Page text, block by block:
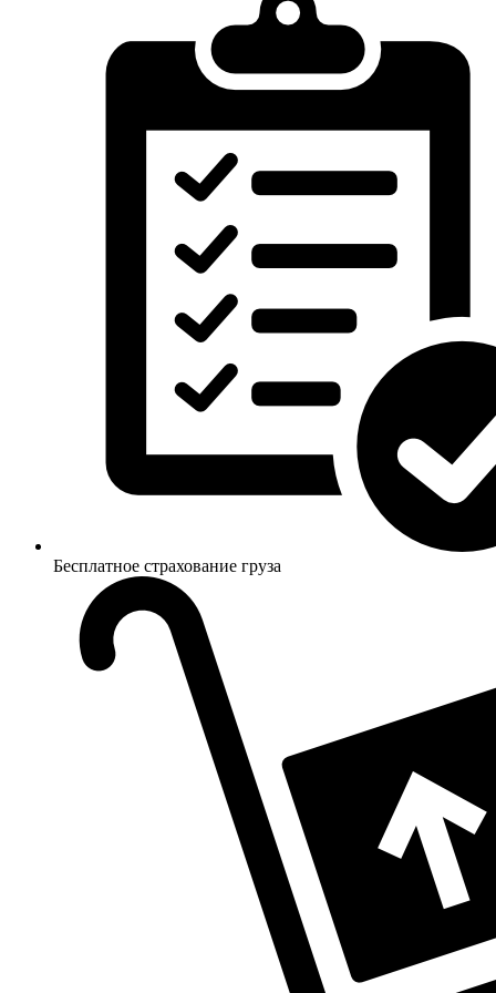
Бесплатное страхование груза